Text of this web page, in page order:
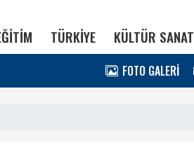
TÜRKİYE KÜLTÜR SANAT
FOTO GALERİ